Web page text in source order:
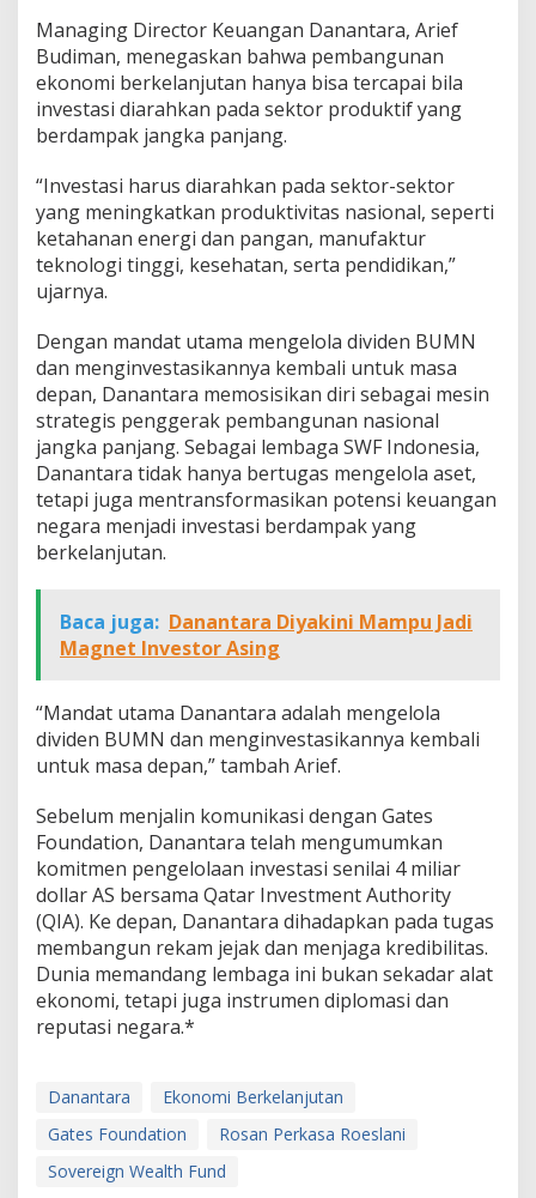
Managing Director Keuangan Danantara, Arief
Budiman, menegaskan bahwa pembangunan
ekonomi berkelanjutan hanya bisa tercapai bila
investasi diarahkan pada sektor produktif yang
berdampak jangka panjang.
“Investasi harus diarahkan pada sektor-sektor
yang meningkatkan produktivitas nasional, seperti
ketahanan energi dan pangan, manufaktur
teknologi tinggi, kesehatan, serta pendidikan,”
ujarnya.
Dengan mandat utama mengelola dividen BUMN
dan menginvestasikannya kembali untuk masa
depan, Danantara memosisikan diri sebagai mesin
strategis penggerak pembangunan nasional
jangka panjang. Sebagai lembaga SWF Indonesia,
Danantara tidak hanya bertugas mengelola aset,
tetapi juga mentransformasikan potensi keuangan
negara menjadi investasi berdampak yang
berkelanjutan.
Baca juga: Danantara Diyakini Mampu Jadi
Magnet Investor Asing
“Mandat utama Danantara adalah mengelola
dividen BUMN dan menginvestasikannya kembali
untuk masa depan,” tambah Arief.
Sebelum menjalin komunikasi dengan Gates
Foundation, Danantara telah mengumumkan
komitmen pengelolaan investasi senilai 4 miliar
dollar AS bersama Qatar Investment Authority
(QIA). Ke depan, Danantara dihadapkan pada tugas
membangun rekam jejak dan menjaga kredibilitas.
Dunia memandang lembaga ini bukan sekadar alat
ekonomi, tetapi juga instrumen diplomasi dan
reputasi negara.*
Danantara
Ekonomi Berkelanjutan
Gates Foundation
Rosan Perkasa Roeslani
Sovereign Wealth Fund